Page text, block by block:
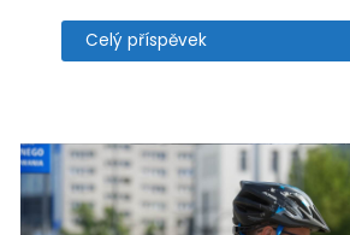
Celý příspěvek